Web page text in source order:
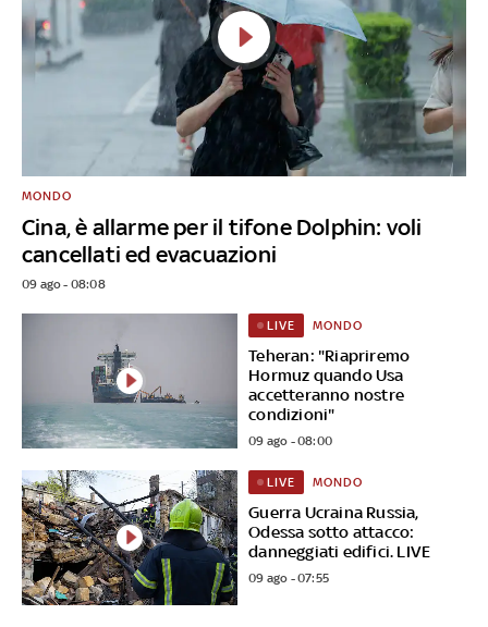
Cina, è allarme per il tifone Dolphin: voli
cancellati ed evacuazioni
MONDO
09 ago - 08:08
Teheran: "Riapriremo
Hormuz quando Usa
accetteranno nostre
condizioni"
LIVE MONDO
09 ago - 08:00
Guerra Ucraina Russia,
Odessa sotto attacco:
danneggiati edifici. LIVE
LIVE MONDO
09 ago - 07:55